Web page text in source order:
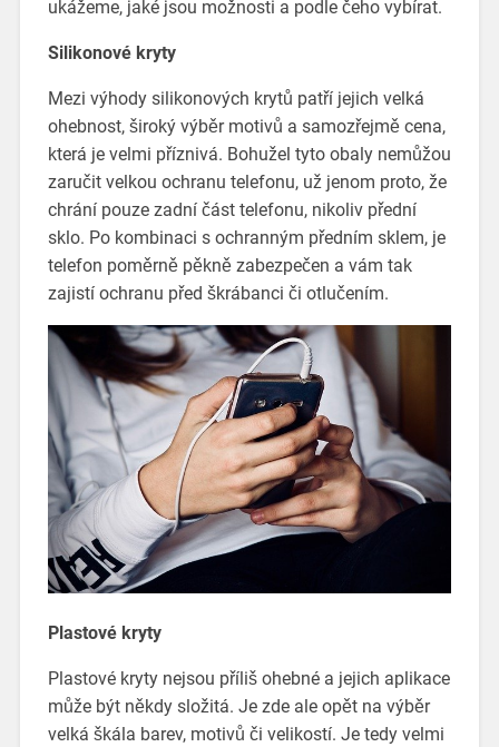
ukážeme, jaké jsou možnosti a podle čeho vybírat.
Silikonové kryty
Mezi výhody silikonových krytů patří jejich velká
ohebnost, široký výběr motivů a samozřejmě cena,
která je velmi příznivá. Bohužel tyto obaly nemůžou
zaručit velkou ochranu telefonu, už jenom proto, že
chrání pouze zadní část telefonu, nikoliv přední
sklo. Po kombinaci s ochranným předním sklem, je
telefon poměrně pěkně zabezpečen a vám tak
zajistí ochranu před škrábanci či otlučením.
Plastové kryty
Plastové kryty nejsou příliš ohebné a jejich aplikace
může být někdy složitá. Je zde ale opět na výběr
velká škála barev, motivů či velikostí. Je tedy velmi